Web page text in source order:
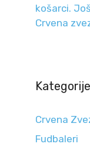
košarci.
Crvena
Kategorije
Crvena
Fudbaleri